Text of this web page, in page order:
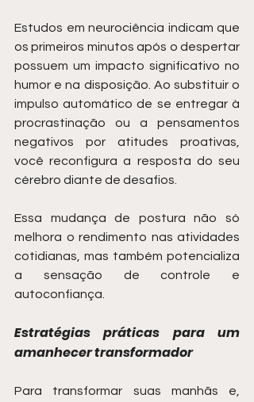
Estudos em neurociência indicam que
os primeiros minutos após o despertar
possuem um impacto significativo no
humor e na disposição. Ao substituir o
impulso automático de se entregar à
procrastinação ou a pensamentos
negativos por atitudes proativas,
você reconfigura a resposta do seu
cérebro diante de desafios.
Essa mudança de postura não só
melhora o rendimento nas atividades
cotidianas, mas também potencializa
a sensação de controle e
autoconfiança.
Estratégias práticas para um
amanhecer transformador
Para transformar suas manhãs e,